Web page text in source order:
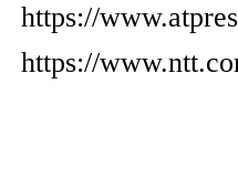
https://
https://